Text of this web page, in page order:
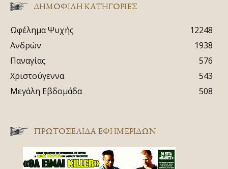
ΔΗΜΟΦΙΛΗ ΚΑΤΗΓΟΡΙΕΣ
Ωφέλημα Ψυχής
12248
Ανδρών
1938
Παναγίας
576
Χριστούγεννα
543
Μεγάλη Εβδομάδα
508
ΠΡΩΤΟΣΈΛΙΔΑ ΕΦΗΜΕΡΊΔΩΝ